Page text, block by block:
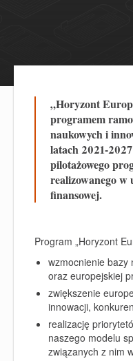
„Horyzont
programem
naukowych i
latach 2021-
pilotażowego
realizowanego w
finansowej.
Program „Horyzont
wzmocnienie bazy
oraz europejskiej
zwiększenie
innowacji,
realizację
naszego modelu
związanych z nim